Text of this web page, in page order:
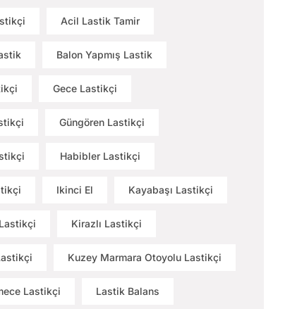
Acil Lastik Tamir
Balon Yapmış Lastik
Gece Lastikçi
Güngören Lastikçi
Habibler Lastikçi
Ikinci El Kayabaşı Lastikçi
Kirazlı Lastikçi
Kuzey Marmara Otoyolu Lastikçi
Lastikçi Lastik Balans